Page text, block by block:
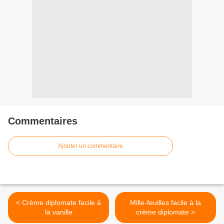
Commentaires
Ajouter un commentaire
< Crème diplomate facile à
la vanille
Mille-feuilles facile à la
crème diplomate >